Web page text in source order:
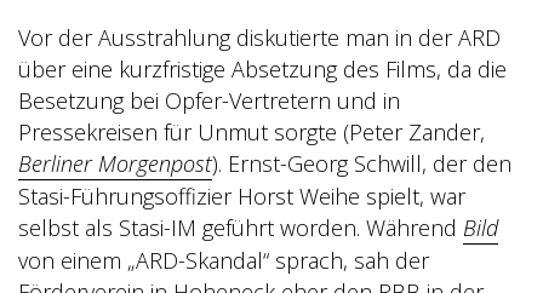
Vor der Ausstrahlung diskutierte man in der ARD
über eine kurzfristige Absetzung des Films, da die
Besetzung bei Opfer-Vertretern und in
Pressekreisen für Unmut sorgte (Peter Zander,
Berliner Morgenpost). Ernst-Georg Schwill, der den
Stasi-Führungsoffizier Horst Weihe spielt, war
selbst als Stasi-IM geführt worden. Während Bild
von einem „ARD-Skandal“ sprach, sah der